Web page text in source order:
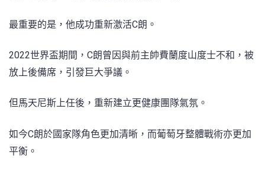
最重要的是，他成功重新激活C朗。
2022世界盃期間，C朗曾因與前主帥費蘭度山度士不和，被
放上後備席，引發巨大爭議。
但馬天尼斯上任後，重新建立更健康團隊氣氛。
如今C朗於國家隊角色更加清晰，而葡萄牙整體戰術亦更加
平衡。